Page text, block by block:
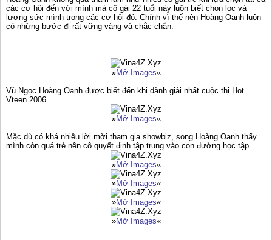
các cơ hội đến với mình mà cô gái 22 tuổi này luôn biết chọn lọc và
lượng sức mình trong các cơ hội đó. Chính vì thế nên Hoàng Oanh luôn
có những bước đi rất vững vàng và chắc chắn.
»Mở Images«
Vũ Ngọc Hoàng Oanh được biết đến khi dành giải nhất cuộc thi Hot
Vteen 2006
»Mở Images«
Mặc dù có khá nhiều lời mời tham gia showbiz, song Hoàng Oanh thấy
mình còn quá trẻ nên cô quyết định tập trung vào con đường học tập
»Mở Images«
»Mở Images«
»Mở Images«
»Mở Images«